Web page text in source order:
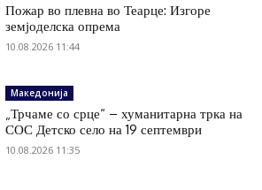
Пожар во плевна во Теарце: Изгоре
земјоделска опрема
10.08.2026 11:44
Македонија
„Трчаме со срце“ – хуманитарна трка на
СОС Детско село на 19 септември
10.08.2026 11:35